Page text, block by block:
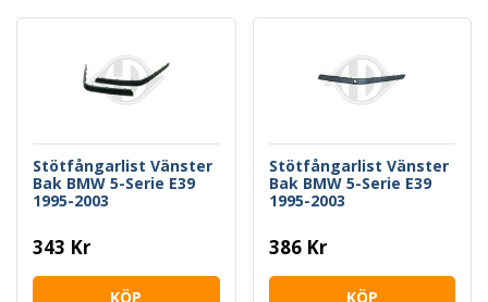
Stötfångarlist Vänster
Bak BMW 5-Serie E39
1995-2003
343 Kr
KÖP
Stötfångarlist Vänster
Bak BMW 5-Serie E39
1995-2003
386 Kr
KÖP